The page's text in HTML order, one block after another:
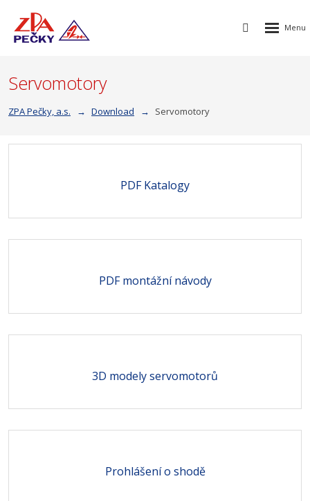
Vyhledávání
Rozbalení
Servomotory
ZPA Pečky, a.s. Download Servomotory
PDF Katalogy
PDF montážní návody
3D modely servomotorů
Prohlášení o shodě